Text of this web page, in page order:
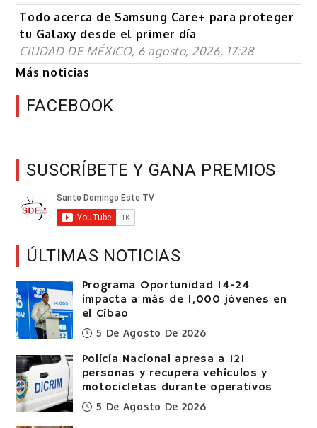
Todo acerca de Samsung Care+ para proteger
tu Galaxy desde el primer día
CIUDAD DE MÉXICO, 6 agosto, 2026, 17:28
Más noticias
FACEBOOK
SUSCRÍBETE Y GANA PREMIOS
ÚLTIMAS NOTICIAS
Programa Oportunidad 14-24
impacta a más de 1,000 jóvenes en
el Cibao
5 De Agosto De 2026
Policía Nacional apresa a 121
personas y recupera vehículos y
motocicletas durante operativos
5 De Agosto De 2026